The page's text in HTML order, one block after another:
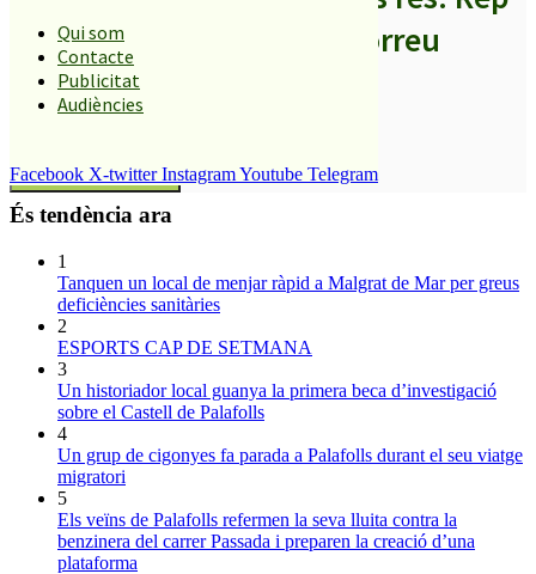
Qui som
Contacte
Publicitat
Audiències
Facebook X-twitter InstagramYoutube Telegram
els titulars al teu correu
SUBSCRIURE’M
És tendència ara
1
Tanquen un local de menjar ràpid a Malgrat de Mar per greus
deficiències sanitàries
2
ESPORTS CAP DE SETMANA
3
Un historiador local guanya la primera beca d’investigació
sobre el Castell de Palafolls
4
Un grup de cigonyes fa parada a Palafolls durant el seu viatge
migratori
5
Els veïns de Palafolls refermen la seva lluita contra la
benzinera del carrer Passada i preparen la creació d’una
plataforma